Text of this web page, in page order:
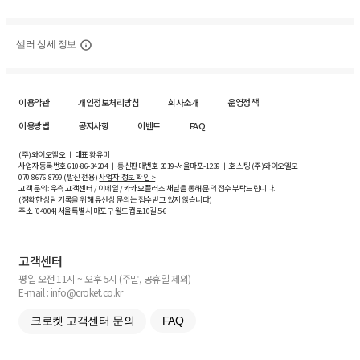
셀러 상세 정보
이용약관 개인정보처리방침 회사소개
운영정책
이용방법
공지사항 이벤트 FAQ
(주)와이오엘오 ㅣ 대표 황유미
사업자등록번호610-86-34204ㅣ 통신판매번호 2019-서울마포-1239 ㅣ 호스팅 (주)와이오엘오
070-8676-8799 (발신 전용)사업자 정보 확인 >
고객 문의: 우측 고객센터 / 이메일 / 카카오플러스 채널을 통해 문의 접수 부탁드립니다.
(정확한 상담 기록을 위해 유선상 문의는 접수받고 있지 않습니다)
주소 [04004] 서울특별시 마포구 월드컵로10길5-6
고객센터
평일 오전 11시 ~ 오후 5시 (주말, 공휴일 제외)
E-mail : info@croket.co.kr
크로켓 고객센터 문의 FAQ